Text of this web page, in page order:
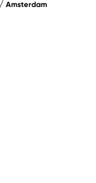
Amsterdam